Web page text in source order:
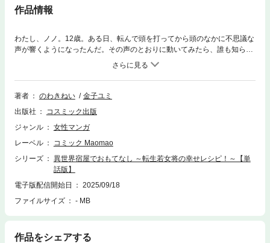
作品情報
わたし、ノノ。12歳。ある日、転んで頭を打ってから頭のなかに不思議な
声が響くようになったんだ。その声のとおりに動いてみたら、誰も知らな
いとびきりおいしい料理が作れるようになって…。のどかな港町の宿屋・
アルカスの一人娘ノノがふるまう料理はおいしくって、お客さんをどんど
んとりこにしていく！けれどそれをよく思わないライバル高級宿屋のガラ
リヤはノノたちに嫌がらせをして!?
著者 のわきねい
金子ユミ
出版社
コスミック出版
ジャンル
女性マンガ
レーベル
コミック Maomao
シリーズ
異世界宿屋でおもてなし ～転生若女将の幸せレシピ！～【単
話版】
電子版配信開始日
2025/09/18
ファイルサイズ
- MB
作品をシェアする